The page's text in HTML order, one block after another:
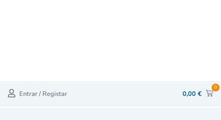
Entrar / Registar 0,00 €
0